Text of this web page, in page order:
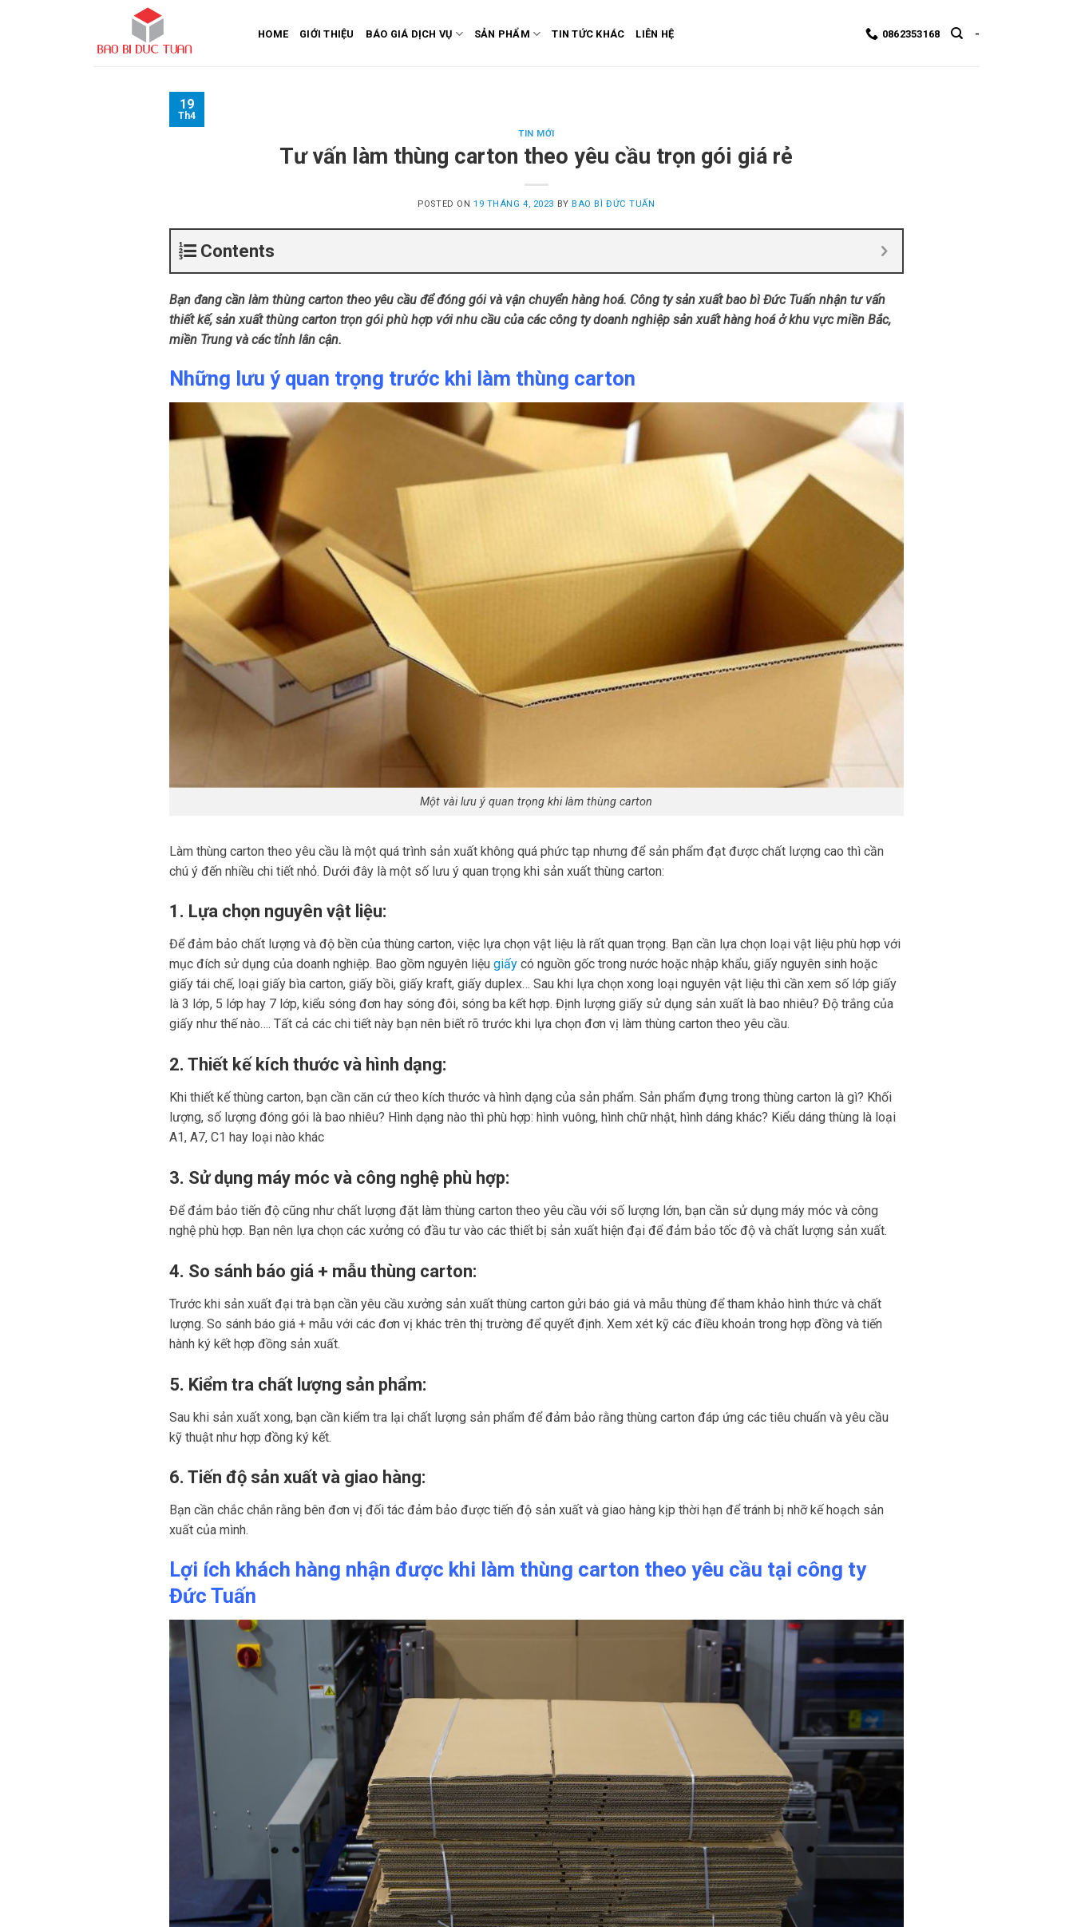
HOME GIỚI THIỆU BÁO GIÁ DỊCH VỤ SẢN PHẨM TIN TỨC KHÁC LIÊN HỆ 0862353168 -
19
Th4
TIN MỚI
Tư vấn làm thùng carton theo yêu cầu trọn gói giá rẻ
POSTED ON 19 THÁNG 4, 2023 BYBAO BÌ ĐỨC TUẤN
Contents
Bạn đang cần làm thùng carton theo yêu cầu để đóng gói và vận chuyển hàng hoá. Công ty sản xuất bao bì Đức Tuấn nhận tư vấn
thiết kế, sản xuất thùng carton trọn gói phù hợp với nhu cầu của các công ty doanh nghiệp sản xuất hàng hoá ở khu vực miền Bắc,
miền Trung và các tỉnh lân cận.
Những lưu ý quan trọng trước khi làm thùng carton
Một vài lưu ý quan trọng khi làm thùng carton
Làm thùng carton theo yêu cầu là một quá trình sản xuất không quá phức tạp nhưng để sản phẩm đạt được chất lượng cao thì cần
chú ý đến nhiều chi tiết nhỏ. Dưới đây là một số lưu ý quan trọng khi sản xuất thùng carton:
1. Lựa chọn nguyên vật liệu:
Để đảm bảo chất lượng và độ bền của thùng carton, việc lựa chọn vật liệu là rất quan trọng. Bạn cần lựa chọn loại vật liệu phù hợp với
mục đích sử dụng của doanh nghiệp. Bao gồm nguyên liệu giấy có nguồn gốc trong nước hoặc nhập khẩu, giấy nguyên sinh hoặc
giấy tái chế, loại giấy bìa carton, giấy bồi, giấy kraft, giấy duplex… Sau khi lựa chọn xong loại nguyên vật liệu thì cần xem số lớp giấy
là 3 lớp, 5 lớp hay 7 lớp, kiểu sóng đơn hay sóng đôi, sóng ba kết hợp. Định lượng giấy sử dụng sản xuất là bao nhiêu? Độ trắng của
giấy như thế nào…. Tất cả các chi tiết này bạn nên biết rõ trước khi lựa chọn đơn vị làm thùng carton theo yêu cầu.
2. Thiết kế kích thước và hình dạng:
Khi thiết kế thùng carton, bạn cần căn cứ theo kích thước và hình dạng của sản phẩm. Sản phẩm đựng trong thùng carton là gì? Khối
lượng, số lượng đóng gói là bao nhiêu? Hình dạng nào thì phù hợp: hình vuông, hình chữ nhật, hình dáng khác? Kiểu dáng thùng là loại
A1, A7, C1 hay loại nào khác
3. Sử dụng máy móc và công nghệ phù hợp:
Để đảm bảo tiến độ cũng như chất lượng đặt làm thùng carton theo yêu cầu với số lượng lớn, bạn cần sử dụng máy móc và công
nghệ phù hợp. Bạn nên lựa chọn các xưởng có đầu tư vào các thiết bị sản xuất hiện đại để đảm bảo tốc độ và chất lượng sản xuất.
4. So sánh báo giá + mẫu thùng carton:
Trước khi sản xuất đại trà bạn cần yêu cầu xưởng sản xuất thùng carton gửi báo giá và mẫu thùng để tham khảo hình thức và chất
lượng. So sánh báo giá + mẫu với các đơn vị khác trên thị trường để quyết định. Xem xét kỹ các điều khoản trong hợp đồng và tiến
hành ký kết hợp đồng sản xuất.
5. Kiểm tra chất lượng sản phẩm:
Sau khi sản xuất xong, bạn cần kiểm tra lại chất lượng sản phẩm để đảm bảo rằng thùng carton đáp ứng các tiêu chuẩn và yêu cầu
kỹ thuật như hợp đồng ký kết.
6. Tiến độ sản xuất và giao hàng:
Bạn cần chắc chắn rằng bên đơn vị đối tác đảm bảo được tiến độ sản xuất và giao hàng kịp thời hạn để tránh bị nhỡ kế hoạch sản
xuất của mình.
Lợi ích khách hàng nhận được khi làm thùng carton theo yêu cầu tại công ty
Đức Tuấn